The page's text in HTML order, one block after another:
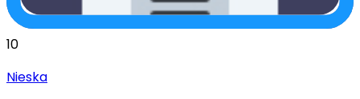
10
Nieska